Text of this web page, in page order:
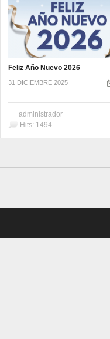
Feliz Año Nuevo 2026
31 DICIEMBRE 2025
administrador
Hits: 1494